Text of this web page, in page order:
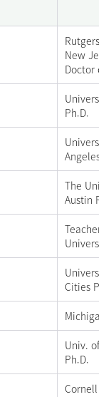
Rutgers,
New
Doctor of
Ph.D.
Angeles
The
Austin
Teachers
Cities
Michigan
Univ. of
Ph.D.
Cornell